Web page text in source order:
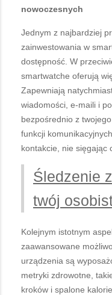
nowoczesnych
Jednym z najbardziej
zainwestowania w
dostępność. W
smartwatche oferują
Zapewniają
wiadomości, e-maili i
bezpośrednio z
funkcji
kontakcie, nie sięgając
Śledzenie
twój
Kolejnym istotnym
zaawansowane
urządzenia są
metryki zdrowotne,
kroków i spalone